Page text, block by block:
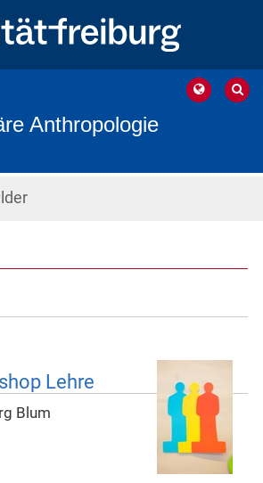
Anthropologie
Lehre
Blum